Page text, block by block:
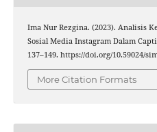
Ima Nur Rezgina. (2023). Analisis
Sosial Media Instagram Dalam
137–149. https://doi.org/10.59024/
More Citation Formats